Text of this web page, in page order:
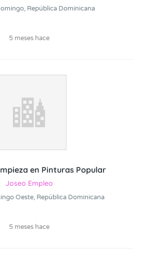
República Dominicana
5 meses hace
en Pinturas Popular
Joseo Empleo
Oeste, República Dominicana
5 meses hace